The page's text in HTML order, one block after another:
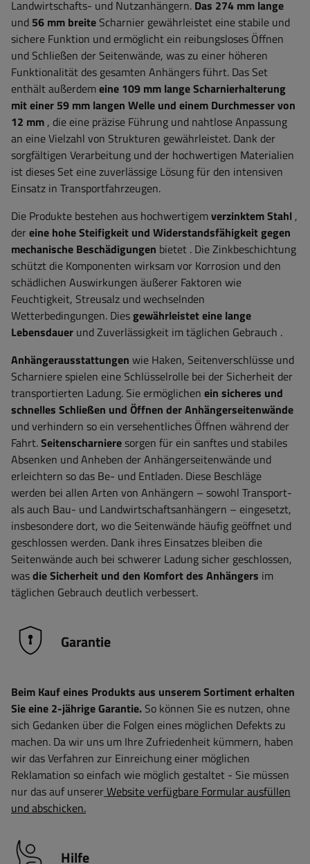
Landwirtschafts- und Nutzanhängern. Das 274 mm lange
und 56 mm breite Scharnier gewährleistet eine stabile und
sichere Funktion und ermöglicht ein reibungsloses Öffnen
und Schließen der Seitenwände, was zu einer höheren
Funktionalität des gesamten Anhängers führt. Das Set
enthält außerdemeine 109 mm lange Scharnierhalterung
mit einer 59 mm langen Welle und einem Durchmesser von
12 mm , die eine präzise Führung und nahtlose Anpassung
an eine Vielzahl von Strukturen gewährleistet. Dank der
sorgfältigen Verarbeitung und der hochwertigen Materialien
ist dieses Set eine zuverlässige Lösung für den intensiven
Einsatz in Transportfahrzeugen.
Die Produkte bestehen aus hochwertigemverzinktem Stahl ,
dereine hohe Steifigkeit und Widerstandsfähigkeit gegen
mechanische Beschädigungen bietet . Die Zinkbeschichtung
schützt die Komponenten wirksam vor Korrosion und den
schädlichen Auswirkungen äußerer Faktoren wie
Feuchtigkeit, Streusalz und wechselnden
Wetterbedingungen. Diesgewährleistet eine lange
Lebensdauer und Zuverlässigkeit im täglichen Gebrauch .
Anhängerausstattungen wie Haken, Seitenverschlüsse und
Scharniere spielen eine Schlüsselrolle bei der Sicherheit der
transportierten Ladung. Sie ermöglichen ein sicheres und
schnelles Schließen und Öffnen der Anhängerseitenwände
und verhindern so ein versehentliches Öffnen während der
Fahrt.Seitenscharnieresorgen für ein sanftes und stabiles
Absenken und Anheben der Anhängerseitenwände und
erleichtern so das Be- und Entladen. Diese Beschläge
werden bei allen Arten von Anhängern – sowohl Transport-
als auch Bau- und Landwirtschaftsanhängern – eingesetzt,
insbesondere dort, wo die Seitenwände häufig geöffnet und
geschlossen werden. Dank ihres Einsatzes bleiben die
Seitenwände auch bei schwerer Ladung sicher geschlossen,
wasdie Sicherheit und den Komfort des Anhängers im
täglichen Gebrauch deutlich verbessert.
Garantie
Beim Kauf eines Produkts aus unserem Sortiment erhalten
Sie eine 2-jährige Garantie. So können Sie es nutzen, ohne
sich Gedanken über die Folgen eines möglichen Defekts zu
machen. Da wir uns um Ihre Zufriedenheit kümmern, haben
wir das Verfahren zur Einreichung einer möglichen
Reklamation so einfach wie möglich gestaltet - Sie müssen
nur das auf unsererWebsite verfügbare Formular ausfüllen
und abschicken.
Hilfe